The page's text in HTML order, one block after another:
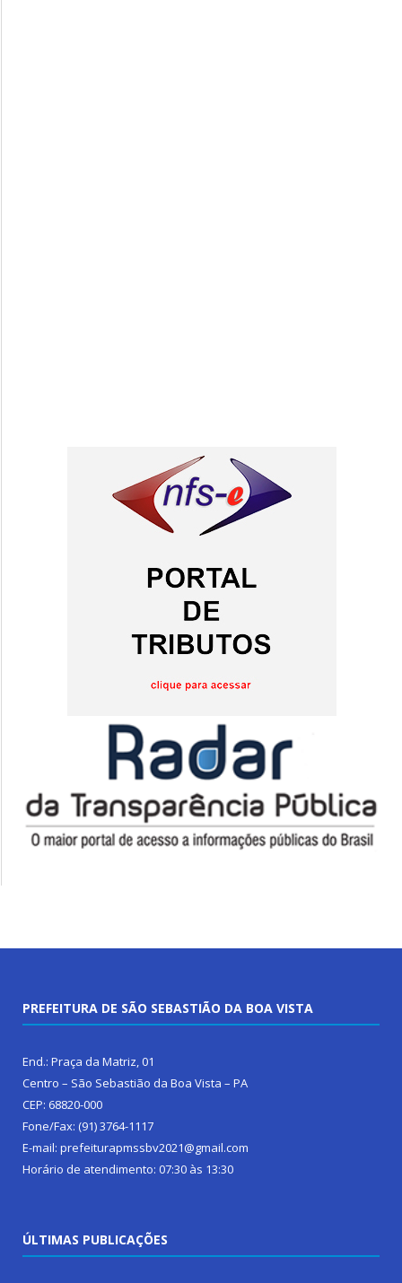
PREFEITURA DE SÃO SEBASTIÃO DA BOA VISTA
End.: Praça da Matriz, 01
Centro – São Sebastião da Boa Vista – PA
CEP: 68820-000
Fone/Fax: (91) 3764-1117
E-mail: prefeiturapmssbv2021@gmail.com
Horário de atendimento: 07:30 às 13:30
ÚLTIMAS PUBLICAÇÕES